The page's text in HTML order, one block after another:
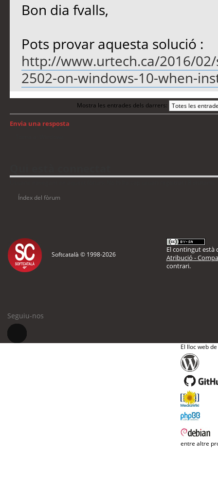
Bon dia fvalls,
Pots provar aquesta solució :
http://www.urtech.ca/2016/
2502-on-windows-10-when-
Mostra les entrades dels darrers:
Envia una resposta
Índex del fòrum
Softcatalà © 1998-2026
El contingut està
Atribució -
contrari.
Seguiu-nos
El lloc web
entre altre